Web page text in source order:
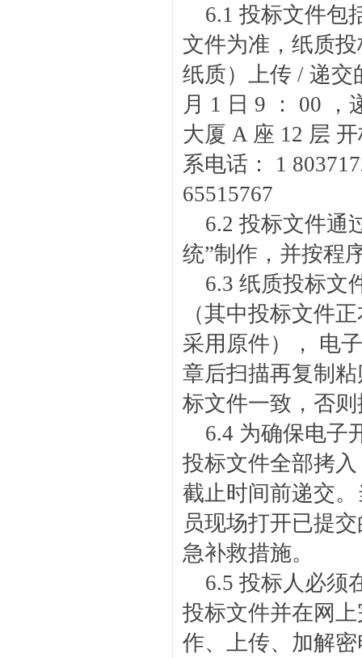
6.1 投标文件包
文件为准，纸质
纸质）上传 / 递交
月 1 日 9 ： 00
大厦 A 座 12 层
系电话： 1
65515767
6.2 投标文件通
统”制作，并按程
6.3 纸质投标文
（其中投标文件
采用原件）， 电
章后扫描再复制
标文件一致，否
6.4 为确保电子
投标文件全部拷
截止时间前递交
员现场打开已提
急补救措施。
6.5 投标人必须
投标文件并在网
作、上传、加解